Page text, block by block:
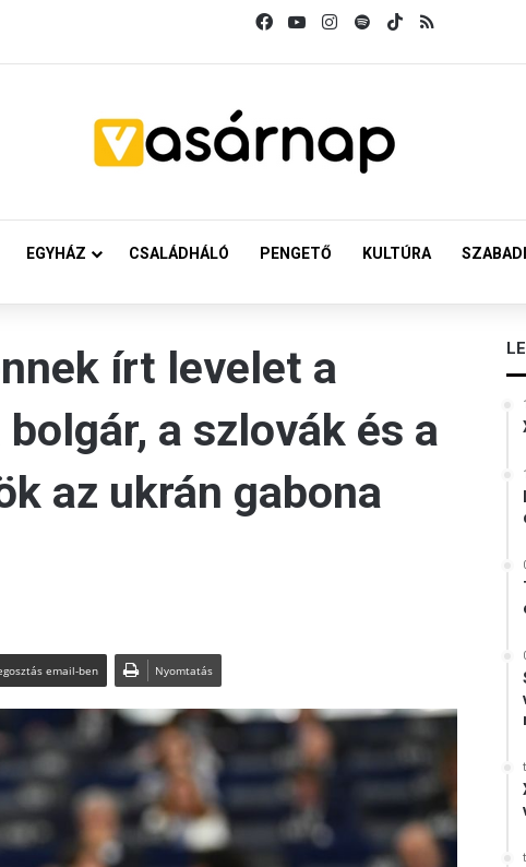
FacebookYouTubeInstagram
SpotifyTikTok
EGYHÁZ CSALÁDHÁLÓ PENGETŐ KULTÚRA
írt levelet a
a szlovák és a
az ukrán gabona
email-ben Nyomtatás